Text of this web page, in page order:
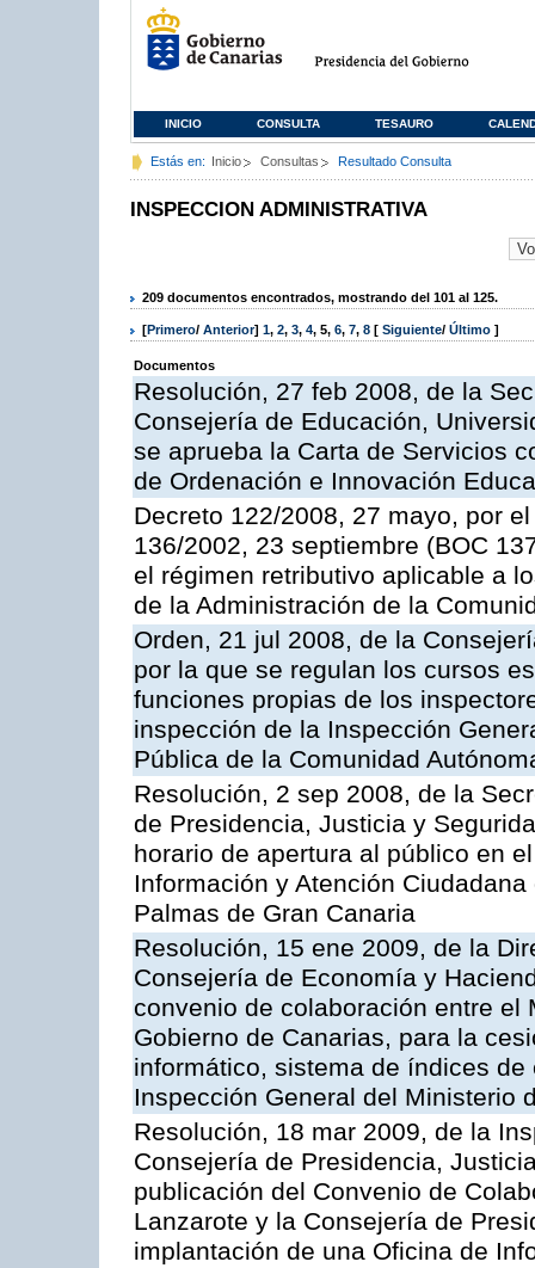
INICIO CONSULTA TESAURO
Estás en: Inicio Consultas Resultado Consulta
INSPECCION ADMINISTRATIVA
209 documentos encontrados, mostrando del 101 al 125.
[Primero/ Anterior] 1, 2, 3, 4, 5, 6, 7, 8 [ Siguiente/ Último ]
Documentos
Resolución, 27 feb 2008, de la
Consejería de Educación,
se aprueba la Carta de Servicios
de Ordenación e Innovación
Decreto 122/2008, 27 mayo, por
136/2002, 23 septiembre (BOC
el régimen retributivo aplicable a
de la Administración de la
Orden, 21 jul 2008, de la
por la que se regulan los cursos
funciones propias de los
inspección de la Inspección
Pública de la Comunidad
Resolución, 2 sep 2008, de la
de Presidencia, Justicia y
horario de apertura al público en
Información y Atención
Palmas de Gran Canaria
Resolución, 15 ene 2009, de la
Consejería de Economía y
convenio de colaboración entre
Gobierno de Canarias, para la
informático, sistema de índices
Inspección General del Ministerio
Resolución, 18 mar 2009, de la
Consejería de Presidencia,
publicación del Convenio de
Lanzarote y la Consejería de
implantación de una Oficina de